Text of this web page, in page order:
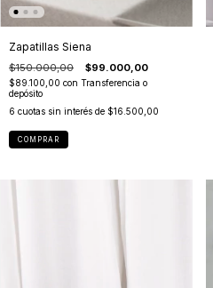
Zapatillas Siena
$150.000,00 $99.000,00
$89.100,00 con Transferencia o
depósito
6 cuotas sin interés de $16.500,00
COMPRAR